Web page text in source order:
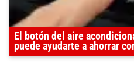
El botón del aire
puede ayudarte a ahorrar